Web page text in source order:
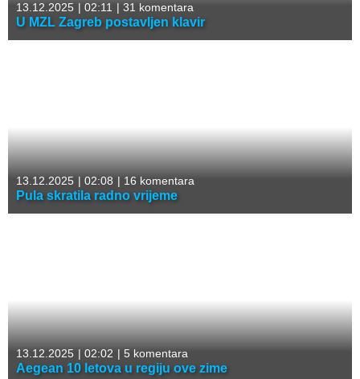
13.12.2025 | 02:11 | 31 komentara
U MZL Zagreb postavljen klavir
13.12.2025 | 02:08 | 16 komentara
Pula skratila radno vrijeme
13.12.2025 | 02:02 | 5 komentara
Aegean 10 letova u regiju ove zime